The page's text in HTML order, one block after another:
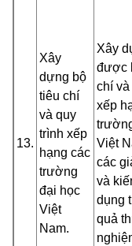
13.
Xây
dựng bộ
tiêu chí
và quy
trình xếp
hạng các
trường
đại học
Việt
Nam.
Xây
được
chí và
xếp
Việt
các
và
dụng
quả